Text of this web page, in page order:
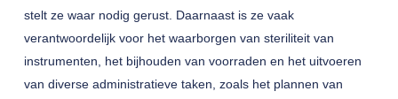
stelt ze waar nodig gerust. Daarnaast is ze vaak
verantwoordelijk voor het waarborgen van steriliteit van
instrumenten, het bijhouden van voorraden en het uitvoeren
van diverse administratieve taken, zoals het plannen van